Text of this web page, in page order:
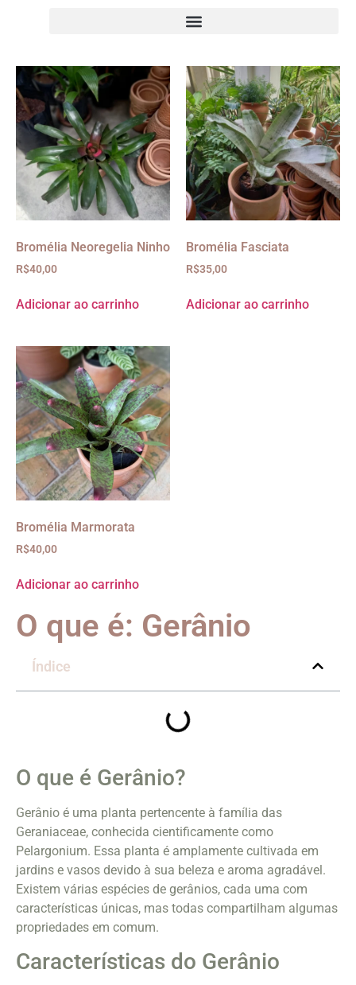
Bromélia Neoregelia Ninho
R$40,00
Adicionar ao carrinho
Bromélia Fasciata
R$35,00
Adicionar ao carrinho
Bromélia Marmorata
R$40,00
Adicionar ao carrinho
O que é: Gerânio
Índice
O que é Gerânio?
Gerânio é uma planta pertencente à família das
Geraniaceae, conhecida cientificamente como
Pelargonium. Essa planta é amplamente cultivada em
jardins e vasos devido à sua beleza e aroma agradável.
Existem várias espécies de gerânios, cada uma com
características únicas, mas todas compartilham algumas
propriedades em comum.
Características do Gerânio